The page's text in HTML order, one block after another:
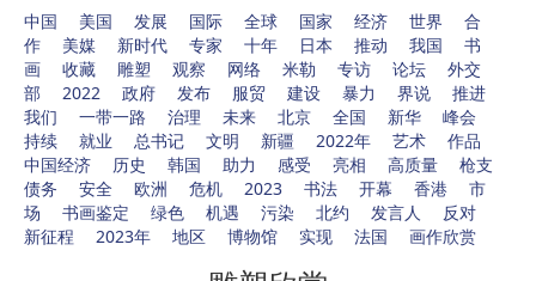
中国 美国 发展 国际 全球 国家 经济 世界
合
作
美媒 新时代 专家 十年 日本 推动 我国
书
画
收藏 雕塑 观察 网络 米勒 专访 论坛
外交
部
2022 政府 发布 服贸 建设 暴力 界说
推进
我们
一带一路 治理 未来 北京 全国 新华
峰会
持续
就业 总书记 文明 新疆 2022年 艺术
作品
中国经济
历史 韩国 助力 感受 亮相 高质量
枪支
债务
安全 欧洲 危机 2023 书法 开幕 香港
市
场
书画鉴定 绿色 机遇 污染 北约 发言人
反对
新征程
2023年 地区 博物馆 实现 法国 画作欣赏